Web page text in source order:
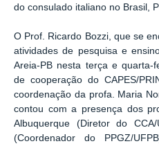
do consulado italiano no Brasil,
O Prof. Ricardo Bozzi, que se
atividades de pesquisa e
Areia-PB nesta terça e quarta-
de cooperação do CAPES/
coordenação da profa. Maria
contou com a presença dos
Albuquerque (Diretor do
(Coordenador do PPGZ/